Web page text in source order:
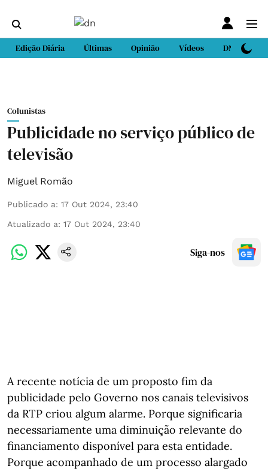
Edição Diária Últimas Opinião Vídeos DN Sport
Colunistas
Publicidade no serviço público de
televisão
Miguel Romão
Publicado a: 17 Out 2024, 23:40
Atualizado a: 17 Out 2024, 23:40
Siga-nos
A recente notícia de um proposto fim da
publicidade pelo Governo nos canais televisivos
da RTP criou algum alarme. Porque significaria
necessariamente uma diminuição relevante do
financiamento disponível para esta entidade.
Porque acompanhado de um processo alargado